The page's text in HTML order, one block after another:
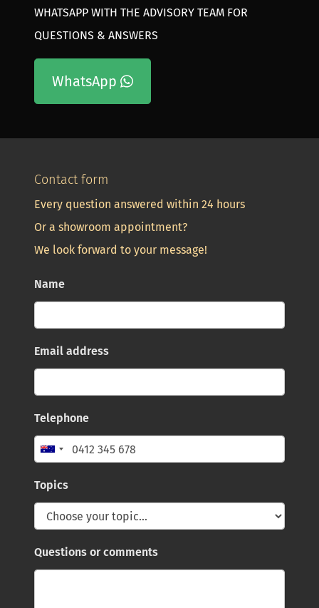
WHATSAPP WITH THE ADVISORY TEAM FOR
QUESTIONS & ANSWERS
WhatsApp
Contact form
Every question answered within 24 hours
Or a showroom appointment?
We look forward to your message!
Name
Email address
Telephone
Topics
Questions or comments